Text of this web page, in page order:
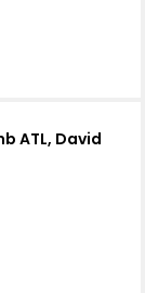
ATL, David